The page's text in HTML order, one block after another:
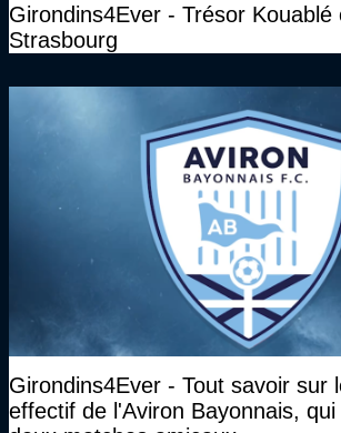
Girondins4Ever - Trésor Kouablé
Strasbourg
Girondins4Ever - Tout savoir sur
effectif de l'Aviron Bayonnais,